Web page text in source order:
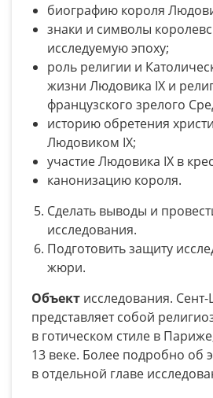
биографию короля
знаки и символы
исследуемую эпоху;
роль религии и
жизни Людовика IX и
французского зрелого
историю обретения
Людовиком IX;
участие Людовика IX в
канонизацию короля.
Сделать выводы и
исследования.
Подготовить защиту
жюри.
Объект исследования.
представляет собой
в готическом стиле в
13 веке. Более подробно об
в отдельной главе